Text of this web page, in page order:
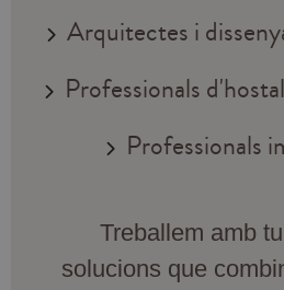
Arquitectes i
Professionals
Professionals
Treballem amb
solucions que